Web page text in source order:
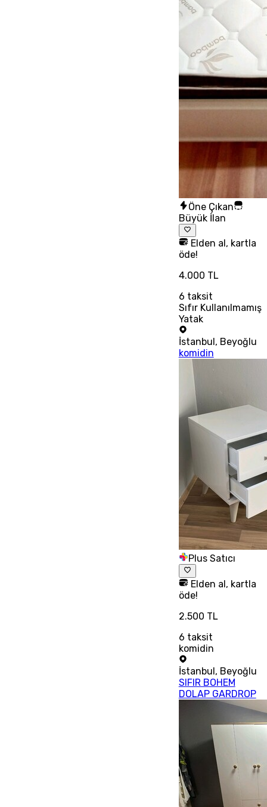
Öne Çıkan
Büyük İlan
Elden al, kartla
öde!
4.000 TL
6 taksit
Sıfır Kullanılmamış
Yatak
İstanbul , Beyoğlu
komidin
Plus Satıcı
Elden al, kartla
öde!
2.500 TL
6 taksit
komidin
İstanbul, Beyoğlu
SIFIR BOHEM
DOLAP GARDROP